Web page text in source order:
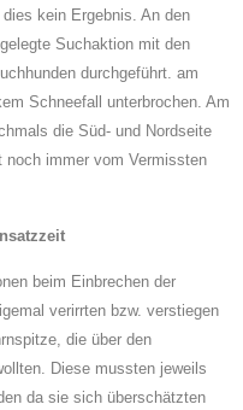
kein Ergebnis. An den
Suchaktion mit den
durchgeführt. am
Schneefall unterbrochen. Am
die Süd- und Nordseite
noch immer vom Vermissten
beim Einbrechen der
verirrten bzw. verstiegen
die über den
Diese mussten jeweils
da sie sich überschätzten